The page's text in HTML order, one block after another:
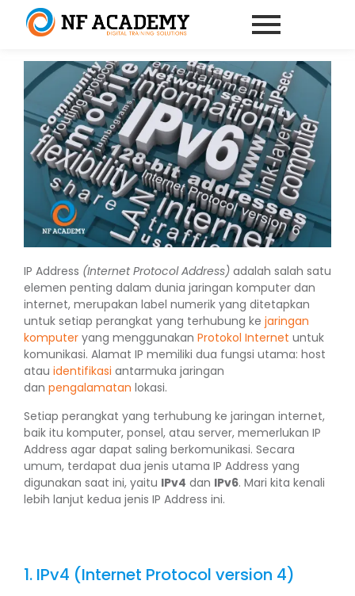
IP Address (Internet Protocol Address) adalah salah satu
elemen penting dalam dunia jaringan komputer dan
internet, merupakan label numerik yang ditetapkan
untuk setiap perangkat yang terhubung ke jaringan
komputer yang menggunakan Protokol Internet untuk
komunikasi. Alamat IP memiliki dua fungsi utama: host
atau identifikasi antarmuka jaringan
dan pengalamatan lokasi.
Setiap perangkat yang terhubung ke jaringan internet,
baik itu komputer, ponsel, atau server, memerlukan IP
Address agar dapat saling berkomunikasi. Secara
umum, terdapat dua jenis utama IP Address yang
digunakan saat ini, yaitu IPv4 dan IPv6. Mari kita kenali
lebih lanjut kedua jenis IP Address ini.
1. IPv4 (Internet Protocol version 4)